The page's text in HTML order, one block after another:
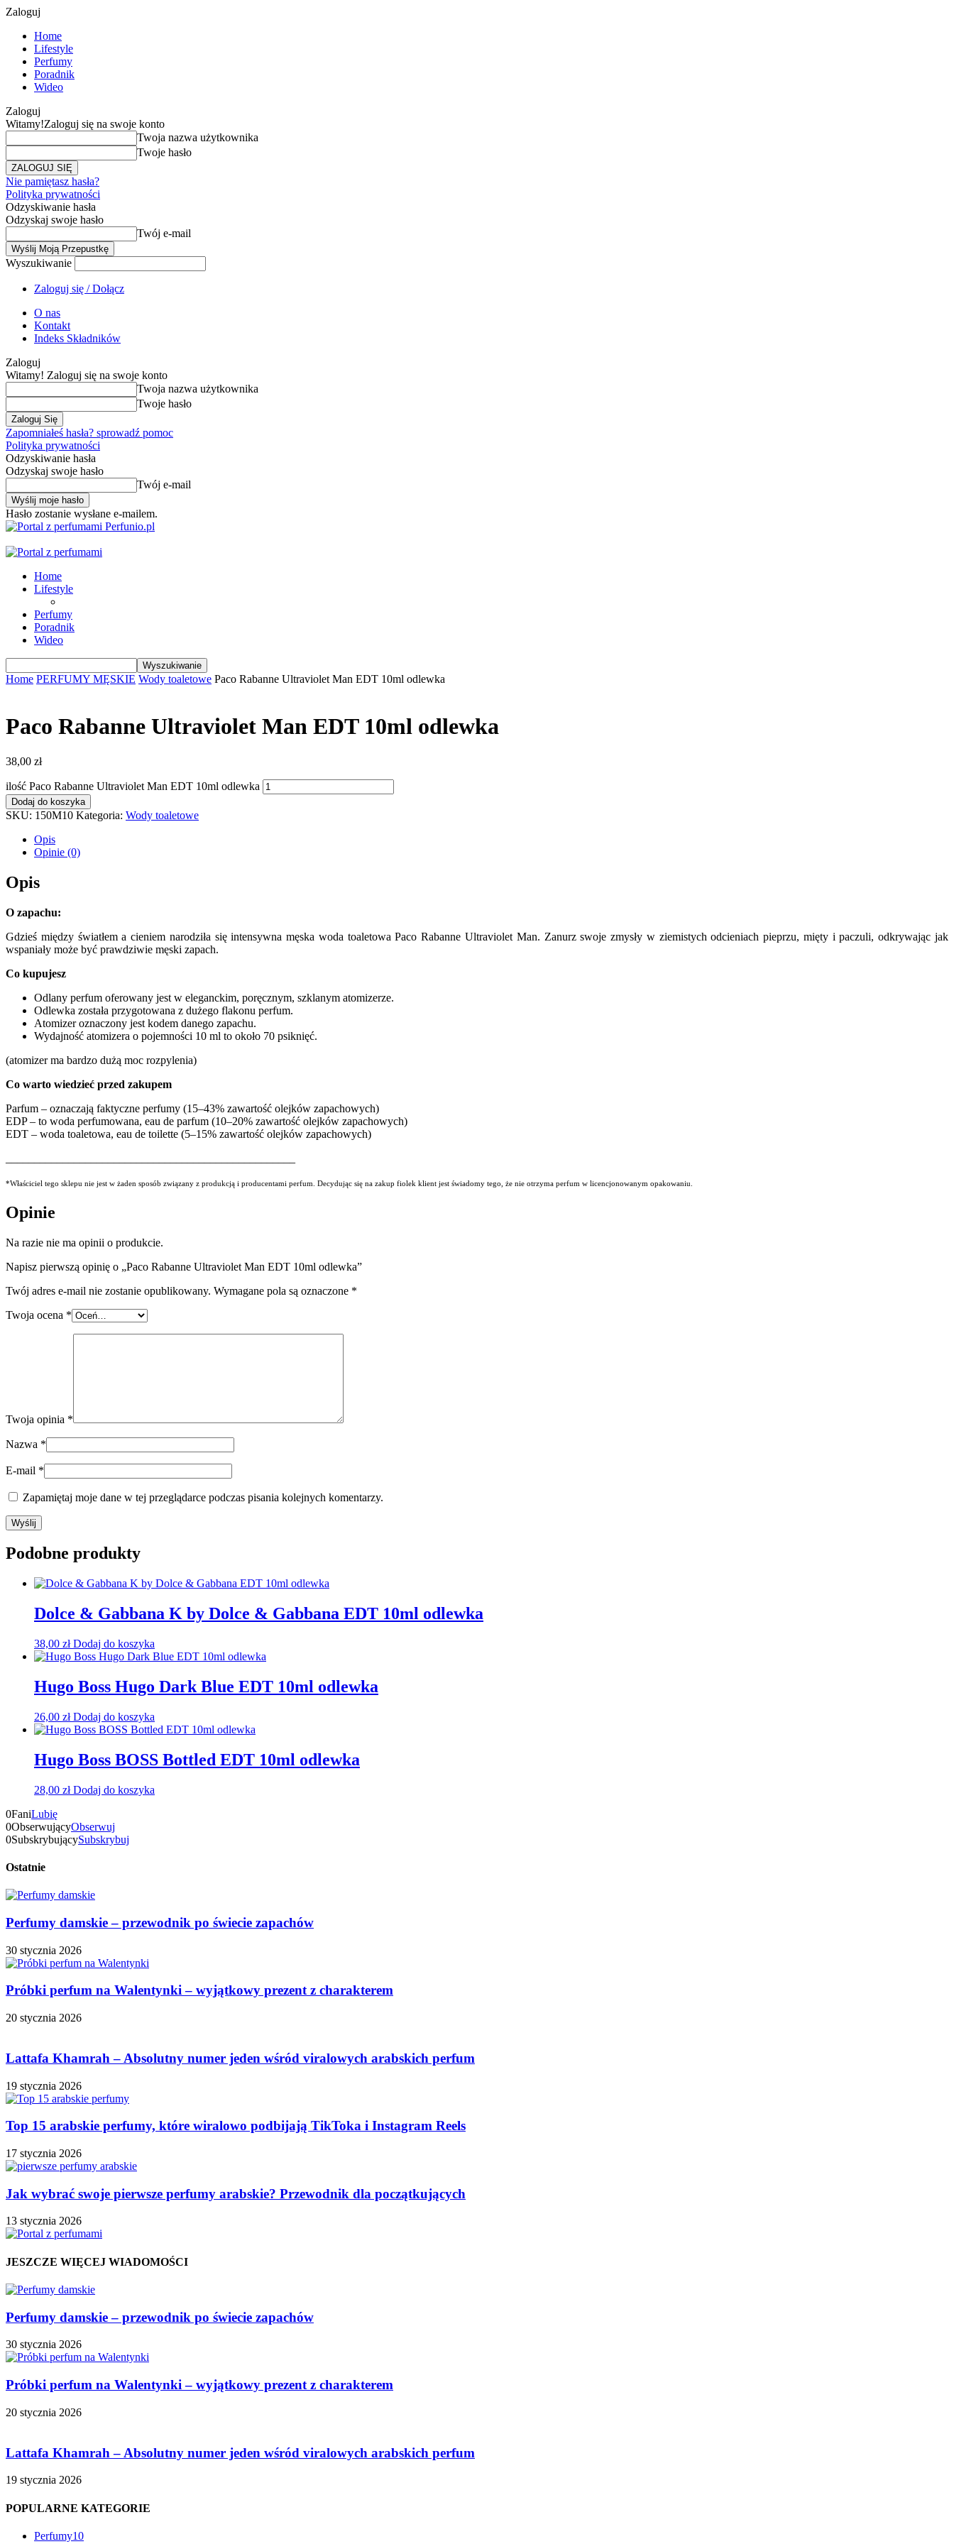
Zaloguj
Home
Lifestyle
Perfumy
Poradnik
Wideo
Zaloguj
Witamy!Zaloguj się na swoje konto
Twoja nazwa użytkownika
Twoje hasło
Nie pamiętasz hasła?
Polityka prywatności
Odzyskiwanie hasła
Odzyskaj swoje hasło
Twój e-mail
Wyszukiwanie
Zaloguj się / Dołącz
O nas
Kontakt
Indeks Składników
Zaloguj
Witamy! Zaloguj się na swoje konto
Twoja nazwa użytkownika
Twoje hasło
Zapomniałeś hasła? sprowadź pomoc
Polityka prywatności
Odzyskiwanie hasła
Odzyskaj swoje hasło
Twój e-mail
Hasło zostanie wysłane e-mailem.
Perfunio.pl
Home
Lifestyle
Perfumy
Poradnik
Wideo
Home PERFUMY MĘSKIE Wody toaletowe Paco Rabanne Ultraviolet Man EDT 10ml odlewka
Paco Rabanne Ultraviolet Man EDT 10ml odlewka
38,00 zł
ilość Paco Rabanne Ultraviolet Man EDT 10ml odlewka
Dodaj do koszyka
SKU: 150M10 Kategoria: Wody toaletowe
Opis
Opinie (0)
Opis
O zapachu:
Gdzieś między światłem a cieniem narodziła się intensywna męska woda toaletowa Paco Rabanne Ultraviolet Man. Zanurz swoje zmysły w ziemistych odcieniach pieprzu, mięty i paczuli, odkrywając jak
wspaniały może być prawdziwie męski zapach.
Co kupujesz
Odlany perfum oferowany jest w eleganckim, poręcznym, szklanym atomizerze.
Odlewka została przygotowana z dużego flakonu perfum.
Atomizer oznaczony jest kodem danego zapachu.
Wydajność atomizera o pojemności 10 ml to około 70 psiknięć.
(atomizer ma bardzo dużą moc rozpylenia)
Co warto wiedzieć przed zakupem
Parfum – oznaczają faktyczne perfumy (15–43% zawartość olejków zapachowych)
EDP – to woda perfumowana, eau de parfum (10–20% zawartość olejków zapachowych)
EDT – woda toaletowa, eau de toilette (5–15% zawartość olejków zapachowych)
*Właściciel tego sklepu nie jest w żaden sposób związany z produkcją i producentami perfum. Decydując się na zakup fiolek klient jest świadomy tego, że nie otrzyma perfum w licencjonowanym opakowaniu.
Opinie
Na razie nie ma opinii o produkcie.
Napisz pierwszą opinię o „Paco Rabanne Ultraviolet Man EDT 10ml odlewka”
Twój adres e-mail nie zostanie opublikowany. Wymagane pola są oznaczone *
Twoja ocena *
Twoja opinia *
Nazwa *
E-mail *
Zapamiętaj moje dane w tej przeglądarce podczas pisania kolejnych komentarzy.
Podobne produkty
Dolce & Gabbana K by Dolce & Gabbana EDT 10ml odlewka
38,00 zł Dodaj do koszyka
Hugo Boss Hugo Dark Blue EDT 10ml odlewka
26,00 zł Dodaj do koszyka
Hugo Boss BOSS Bottled EDT 10ml odlewka
28,00 zł Dodaj do koszyka
0FaniLubię
0ObserwującyObserwuj
0SubskrybującySubskrybuj
Ostatnie
Perfumy damskie – przewodnik po świecie zapachów
30 stycznia 2026
Próbki perfum na Walentynki – wyjątkowy prezent z charakterem
20 stycznia 2026
Lattafa Khamrah – Absolutny numer jeden wśród viralowych arabskich perfum
19 stycznia 2026
Top 15 arabskie perfumy, które wiralowo podbijają TikToka i Instagram Reels
17 stycznia 2026
Jak wybrać swoje pierwsze perfumy arabskie? Przewodnik dla początkujących
13 stycznia 2026
JESZCZE WIĘCEJ WIADOMOŚCI
Perfumy damskie – przewodnik po świecie zapachów
30 stycznia 2026
Próbki perfum na Walentynki – wyjątkowy prezent z charakterem
20 stycznia 2026
Lattafa Khamrah – Absolutny numer jeden wśród viralowych arabskich perfum
19 stycznia 2026
POPULARNE KATEGORIE
Perfumy10